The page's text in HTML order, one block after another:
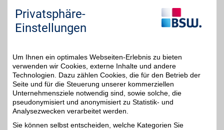
4,5%
Auf Karte anzeigen
41,4 km
5%
DÜRKOP GmbH
Neuer Hönower Weg 10,
15366
Hoppegarten
Auf Karte anzeigen
Privatsphäre-
Einstellungen
Um Ihnen ein optimales Webseiten-Erlebnis zu bieten
verwenden wir Cookies, externe Inhalte und andere
Technologien. Dazu zählen Cookies, die für den Betrieb der
Seite und für die Steuerung unserer kommerziellen
Unternehmensziele notwendig sind, sowie solche, die
pseudonymisiert und anonymisiert zu Statistik- und
Analysezwecken verarbeitet werden.
Sie können selbst entscheiden, welche Kategorien Sie